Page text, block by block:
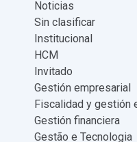
Noticias
Sin clasificar
Institucional
HCM
Invitado
Gestión empresarial
Fiscalidad y gestión
Gestión financiera
Gestão e Tecnologia